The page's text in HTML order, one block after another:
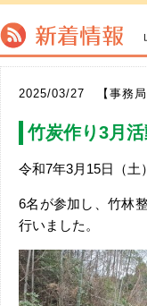
2025/03/27 【事務局
竹炭作り3月
令和7年3月15日（土
6名が参加し、竹林
行いました。